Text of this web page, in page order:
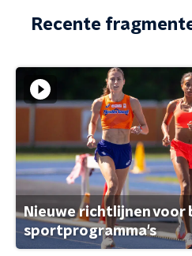
Recente
Nieuwe richtlijnen voor
sportprogramma's